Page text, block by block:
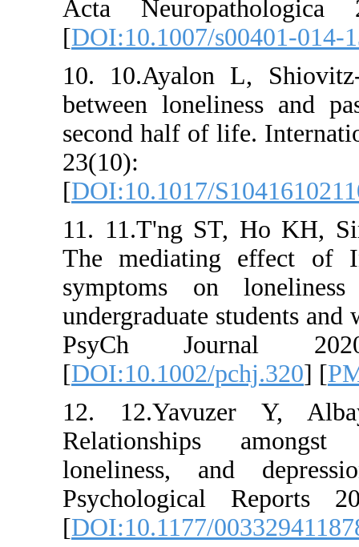
Acta
[
10.
between
second
[
11.
The
PsyCh
[
12.
[